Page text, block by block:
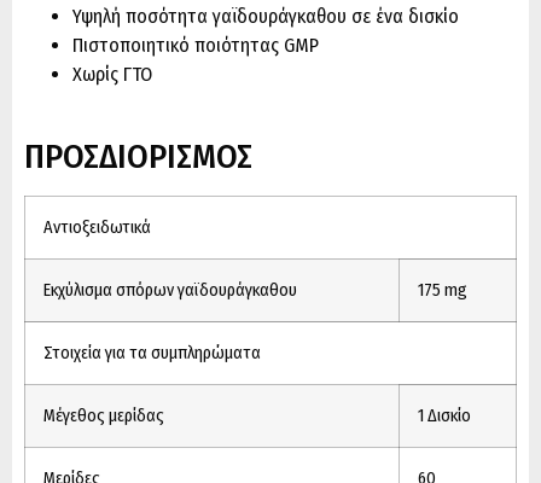
Υψηλή ποσότητα γαϊδουράγκαθου σε ένα δισκίο
Πιστοποιητικό ποιότητας GMP
Χωρίς ΓΤΟ
ΠΡΟΣΔΙΟΡΙΣΜΟΣ
Αντιοξειδωτικά
Εκχύλισμα σπόρων γαϊδουράγκαθου 175 mg
Στοιχεία για τα συμπληρώματα
Μέγεθος μερίδας 1 Δισκίο
Μερίδες 60